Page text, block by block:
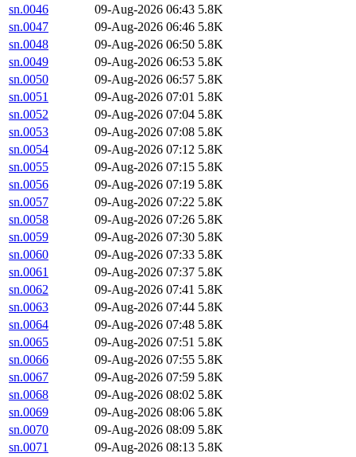
sn.0046
09-Aug-2026 06:43 5.8K
sn.0047
09-Aug-2026 06:46 5.8K
sn.0048
09-Aug-2026 06:50 5.8K
sn.0049
09-Aug-2026 06:53 5.8K
sn.0050
09-Aug-2026 06:57 5.8K
sn.0051
09-Aug-2026 07:01 5.8K
sn.0052
09-Aug-2026 07:04 5.8K
sn.0053
09-Aug-2026 07:08 5.8K
sn.0054
09-Aug-2026 07:12 5.8K
sn.0055
09-Aug-2026 07:15 5.8K
sn.0056
09-Aug-2026 07:19 5.8K
sn.0057
09-Aug-2026 07:22 5.8K
sn.0058
09-Aug-2026 07:26 5.8K
sn.0059
09-Aug-2026 07:30 5.8K
sn.0060
09-Aug-2026 07:33 5.8K
sn.0061
09-Aug-2026 07:37 5.8K
sn.0062
09-Aug-2026 07:41 5.8K
sn.0063
09-Aug-2026 07:44 5.8K
sn.0064
09-Aug-2026 07:48 5.8K
sn.0065
09-Aug-2026 07:51 5.8K
sn.0066
09-Aug-2026 07:55 5.8K
sn.0067
09-Aug-2026 07:59 5.8K
sn.0068
09-Aug-2026 08:02 5.8K
sn.0069
09-Aug-2026 08:06 5.8K
sn.0070
09-Aug-2026 08:09 5.8K
sn.0071
09-Aug-2026 08:13 5.8K